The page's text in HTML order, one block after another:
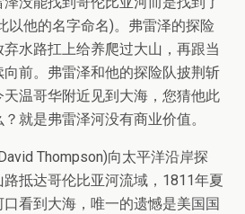
以他的名字命名)。弗雷泽的探险
水路扛上给养爬过大山，再跟当
前。弗雷泽和他的探险队披荆斩
温哥华附近见到大海，您猜他此
就是弗雷泽河没有商业价值。
Thompson)向太平洋沿岸探
抵达哥伦比亚河流域，1811年夏
看到大海，唯一的遗憾是美国国